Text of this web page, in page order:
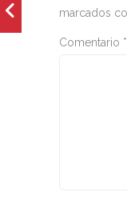
marcados
Comentario *